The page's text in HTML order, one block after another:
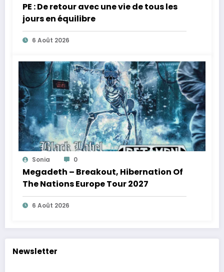
PE : De retour avec une vie de tous les
jours en équilibre
6 Août 2026
Sonia 0
Megadeth – Breakout, Hibernation Of
The Nations Europe Tour 2027
6 Août 2026
Newsletter